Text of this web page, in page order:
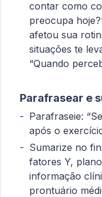
contar como
preocupa
afetou sua
situações te
“Quando
Parafrasear e
Parafraseie:
após o
Sumarize no
fatores Y,
informação
prontuário